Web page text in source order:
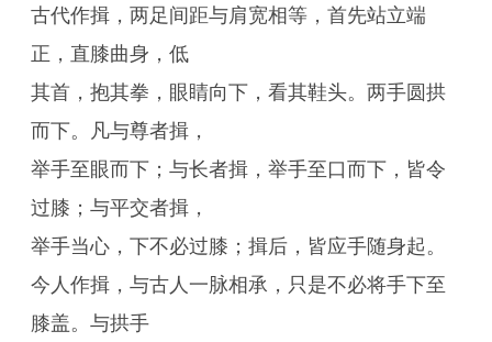
古代作揖，两足间距与肩宽相等，首先站立端
正，直膝曲身，低
其首，抱其拳，眼睛向下，看其鞋头。两手圆拱
而下。凡与尊者揖，
举手至眼而下；与长者揖，举手至口而下，皆令
过膝；与平交者揖，
举手当心，下不必过膝；揖后，皆应手随身起。
今人作揖，与古人一脉相承，只是不必将手下至
膝盖。与拱手